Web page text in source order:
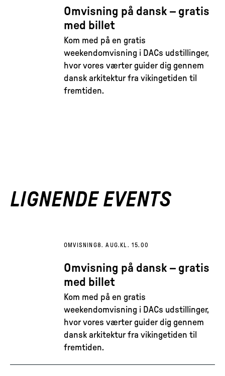
Omvisning på dansk – gratis
med billet
Kom med på en gratis
weekendomvisning i DACs udstillinger,
hvor vores værter guider dig gennem
dansk arkitektur fra vikingetiden til
fremtiden.
LIGNENDE EVENTS
OMVISNING8. AUG. KL. 15.00
Omvisning på dansk – gratis
med billet
Kom med på en gratis
weekendomvisning i DACs udstillinger,
hvor vores værter guider dig gennem
dansk arkitektur fra vikingetiden til
fremtiden.